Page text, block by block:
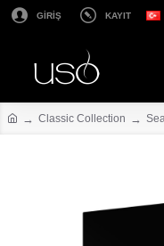
GİRİŞ KAYIT
Classic Collection